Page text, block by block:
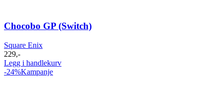
Chocobo GP (Switch)
Square Enix
229,-
Legg i handlekurv
-24%Kampanje